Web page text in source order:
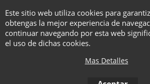
To create online store ShopFactory eCommerce
Este sitio web utiliza cookies para
obtengas la mejor experiencia de
continuar navegando por esta web
el uso de dichas cookies.
Mas Detalles